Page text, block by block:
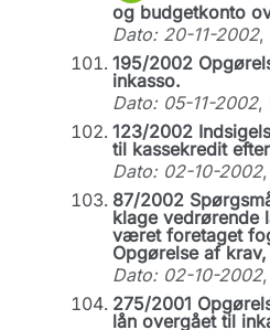
og budgetkonto
Dato: 20-11-2002,
195/2002
inkasso.
Dato: 05-11-2002,
123/2002
til kassekredit
Dato: 02-10-2002
87/2002
klage vedrørende
været foretaget
Opgørelse af
Dato: 02-10-2002
275/2001
lån overgået til